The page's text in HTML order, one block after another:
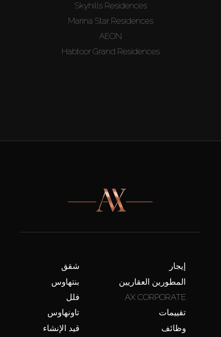
Skyhills Residences
Marina Star Residences
AEON
Habtoor Grand Residences
شقق
بنتهاوس
فلل
تاونهاوس
قيد الإنشاء
إيجار
المطورين العقاريين
AX CORPORATE
تقييمات
وظائف